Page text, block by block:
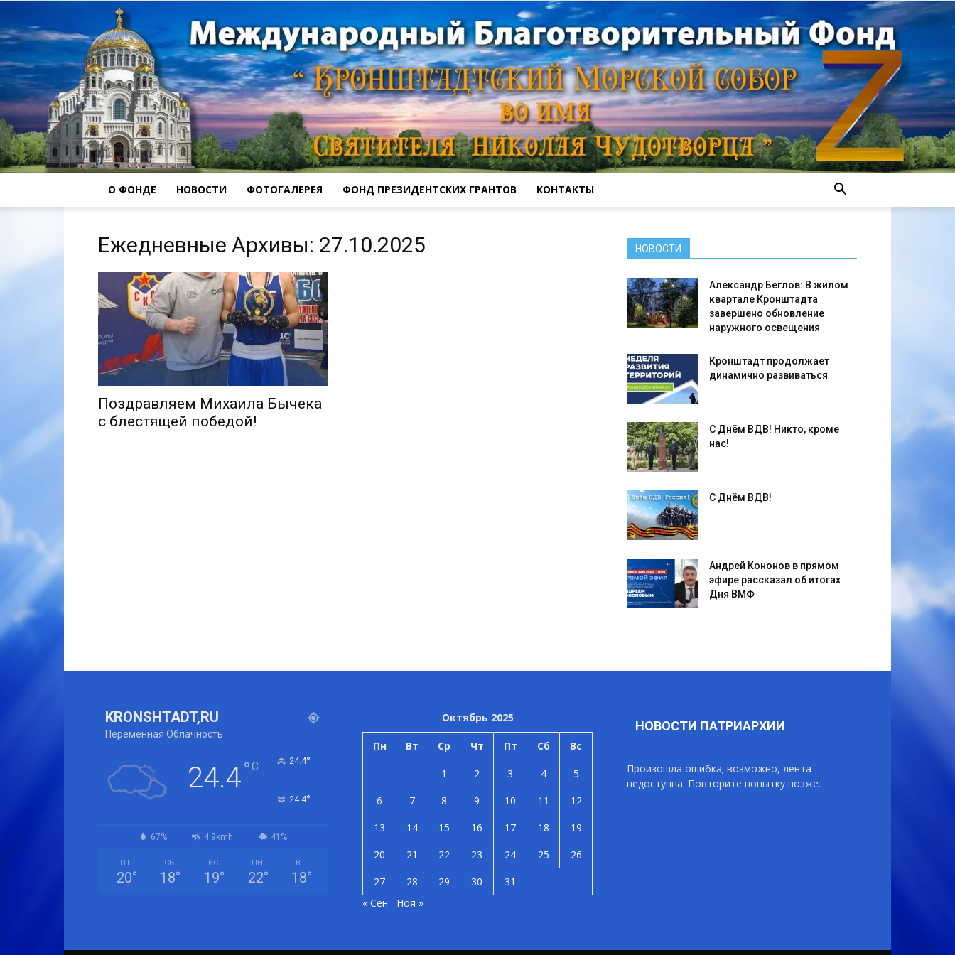
О ФОНДЕ НОВОСТИ ФОТОГАЛЕРЕЯ ФОНД ПРЕЗИДЕНТСКИХ ГРАНТОВ КОНТАКТЫ
Ежедневные Архивы: 27.10.2025
Поздравляем Михаила Бычека
с блестящей победой!
НОВОСТИ
Александр Беглов: В жилом
квартале Кронштадта
завершено обновление
наружного освещения
Кронштадт продолжает
динамично развиваться
С Днём ВДВ! Никто, кроме
нас!
С Днём ВДВ!
Андрей Кононов в прямом
эфире рассказал об итогах
Дня ВМФ
KRONSHTADT,RU
Переменная Облачность
24.4°C 24.4°
24.4°
67% 4.9kmh 41%
ПТ
20°
СБ
18°
ВС
19°
ПН
22°
ВТ
18°
Октябрь 2025
Пн Вт Ср Чт Пт Сб Вс
1 2 3 4
5
6
7 8 9 10 11
12
13
14 15 16 17 18
19
20
21 22 23 24 25
26
27
28 29 30
31
« Сен
Ноя »
НОВОСТИ ПАТРИАРХИИ
Произошла ошибка; возможно, лента
недоступна. Повторите попытку позже.